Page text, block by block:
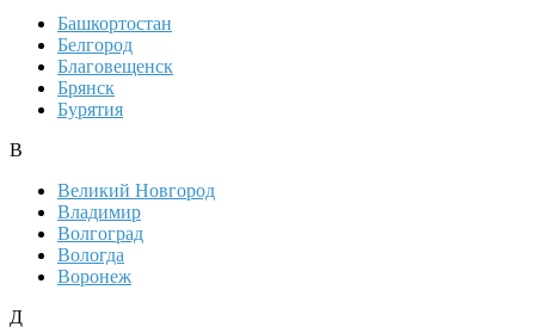
Башкортостан
Белгород
Благовещенск
Брянск
Бурятия
В
Великий Новгород
Владимир
Волгоград
Вологда
Воронеж
Д